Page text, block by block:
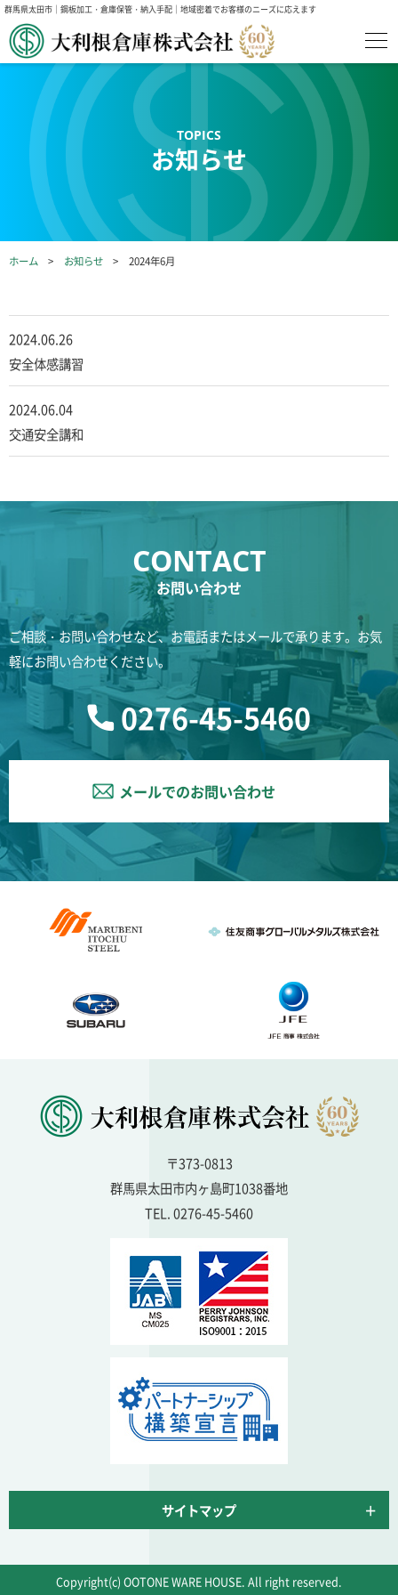
群馬県太田市｜鋼板加工・倉庫保管・納入手配｜地域密着でお客様のニーズに応えます
お知らせ
ホーム お知らせ 2024年6月
2024.06.26
安全体感講習
2024.06.04
交通安全講和
お問い合わせ
ご相談・お問い合わせなど、お電話またはメールで承ります。お気
軽にお問い合わせください。
0276-45-5460
メールでのお問い合わせ
〒373-0813
群馬県太田市内ヶ島町1038番地
TEL. 0276-45-5460
サイトマップ
Copyright(c) OOTONE WARE HOUSE. All right reserved.